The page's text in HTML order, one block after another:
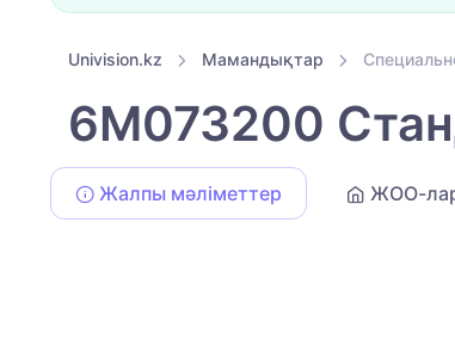
Univision.kz Мамандықтар
6M073200
Жалпы мәліметтер ЖОО-